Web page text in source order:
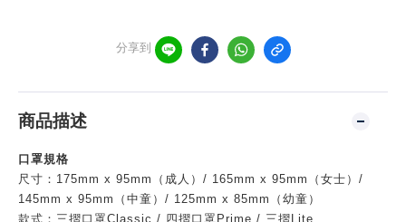
分享到
商品描述
口罩規格
尺寸：175mm x 95mm（成人）/ 165mm x 95mm（女士）/
145mm x 95mm（中童）/ 125mm x 85mm（幼童）
款式：三摺口罩Classic / 四摺口罩Prime / 三摺Lite